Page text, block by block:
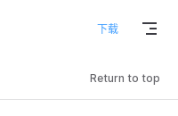
下载
Return to top